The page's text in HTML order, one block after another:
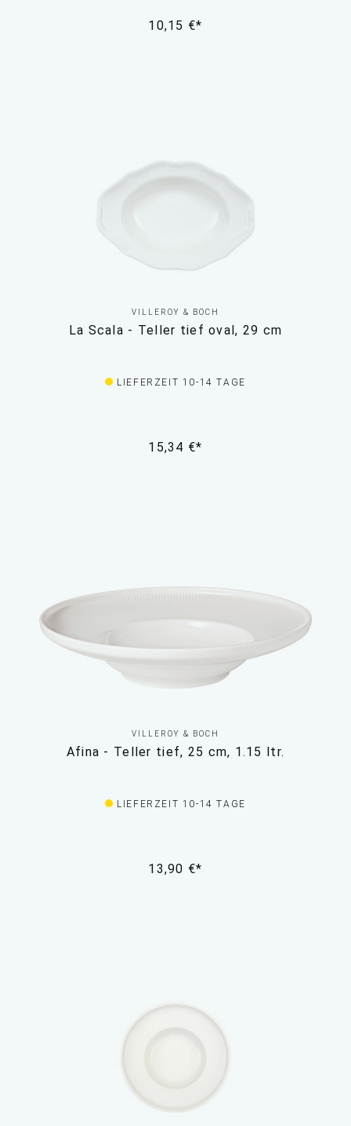
10,15 €*
VILLEROY & BOCH
La Scala - Teller tief oval, 29 cm
LIEFERZEIT 10-14 TAGE
15,34 €*
VILLEROY & BOCH
Afina - Teller tief, 25 cm, 1.15 ltr.
LIEFERZEIT 10-14 TAGE
13,90 €*